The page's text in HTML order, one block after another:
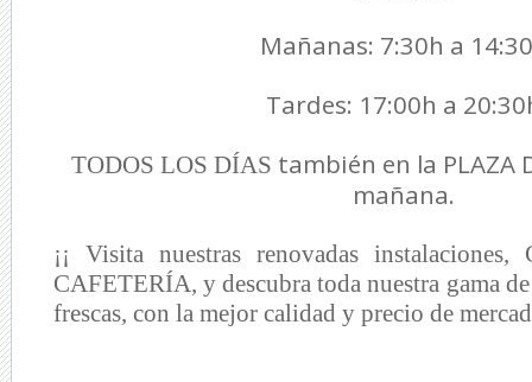
Mañanas: 7:30h a
Tardes: 17:00h a
TODOS LOS DÍAS también en la PLAZA
mañana.
¡¡ Visita nuestras renovadas
CAFETERÍA, y descubra toda nuestra gama
frescas, con la mejor calidad y precio de